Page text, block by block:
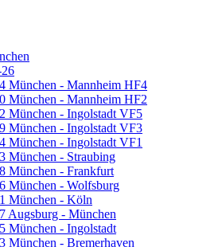
München - Mannheim HF4
München - Mannheim HF2
München - Ingolstadt VF5
München - Ingolstadt VF3
München - Ingolstadt VF1
München - Straubing
München - Frankfurt
München - Wolfsburg
München - Köln
Augsburg - München
München - Ingolstadt
München - Bremerhaven